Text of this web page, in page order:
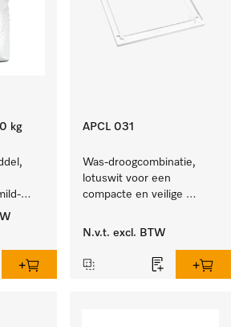
kg
het
APCL 031
Was-droogcombinatie,
lotuswit voor een
compacte en veilige
droogzuil.
N.v.t. excl. BTW